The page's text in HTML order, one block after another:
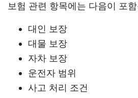
보험 관련 항목에는 다음이 포
대인 보장
대물 보장
자차 보장
운전자 범위
사고 처리 조건